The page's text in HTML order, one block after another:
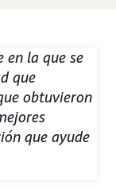
en la que se
que
obtuvieron
que ayude